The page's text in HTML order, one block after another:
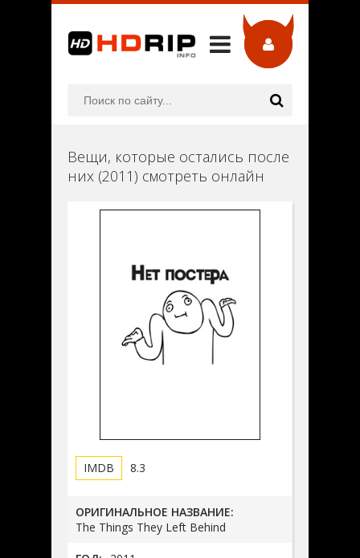
Вещи, которые остались после
них (2011) смотреть онлайн
8.3
ОРИГИНАЛЬНОЕ НАЗВАНИЕ:
The Things They Left Behind